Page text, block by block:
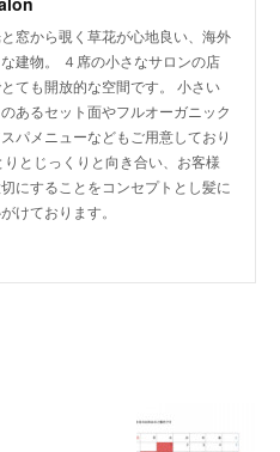
窓から覗く草花が心地良い、海外
建物。 ４席の小さなサロンの店
ても開放的な空間です。 小さい
あるセット面やフルオーガニック
パメニューなどもご用意しており
りとじっくりと向き合い、お客様
にすることをコンセプトとし髪に
けております。